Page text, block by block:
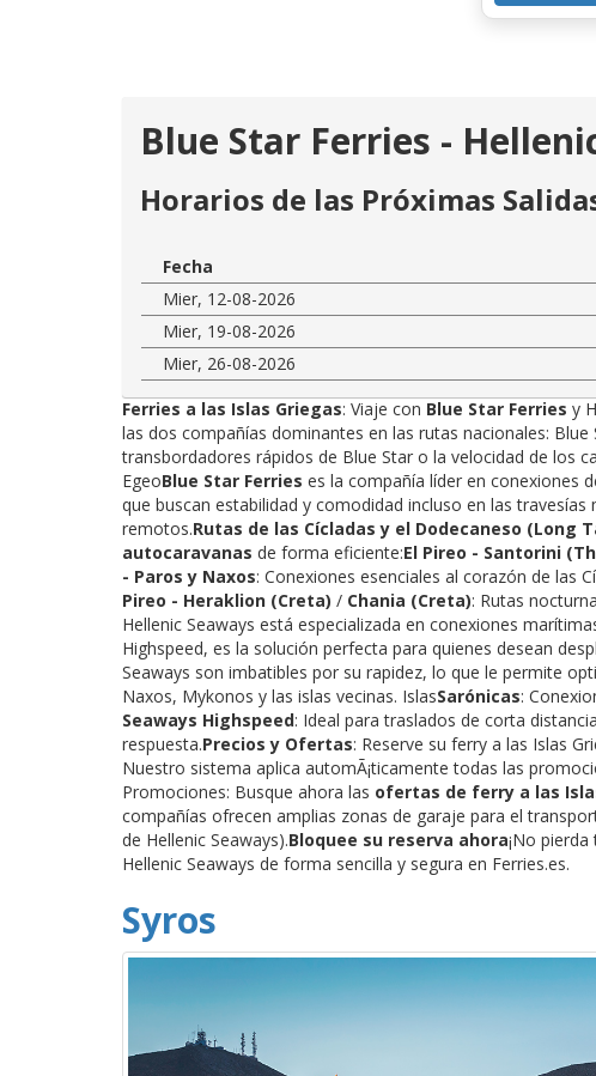
Blue Star Ferries -
Horarios de las Próximas
Fecha
Mier, 12-08-2026
Mier, 19-08-2026
Mier, 26-08-2026
Ferries a las Islas Griegas: Viaje con Blue Star Ferries y
las dos compañías dominantes en las rutas nacionales:
transbordadores rápidos de Blue Star o la velocidad de los
EgeoBlue Star Ferries es la compañía líder en conexiones
que buscan estabilidad y comodidad incluso en las
remotos.Rutas de las Cícladas y el Dodecaneso (Long
autocaravanas de forma eficiente:El Pireo - Santorini
- Paros y Naxos: Conexiones esenciales al corazón de las
Pireo - Heraklion (Creta) / Chania (Creta): Rutas
Hellenic Seaways está especializada en conexiones
Highspeed, es la solución perfecta para quienes desean
Seaways son imbatibles por su rapidez, lo que le permite
Naxos, Mykonos y las islas vecinas. IslasSarónicas:
Seaways Highspeed: Ideal para traslados de corta
respuesta.Precios y Ofertas: Reserve su ferry a las Islas
Nuestro sistema aplica automÃ¡ticamente todas las
Promociones: Busque ahora las ofertas de ferry a las
compañías ofrecen amplias zonas de garaje para el
de Hellenic Seaways).Bloquee su reserva ahora¡No
Hellenic Seaways de forma sencilla y segura en Ferries.es.
Syros